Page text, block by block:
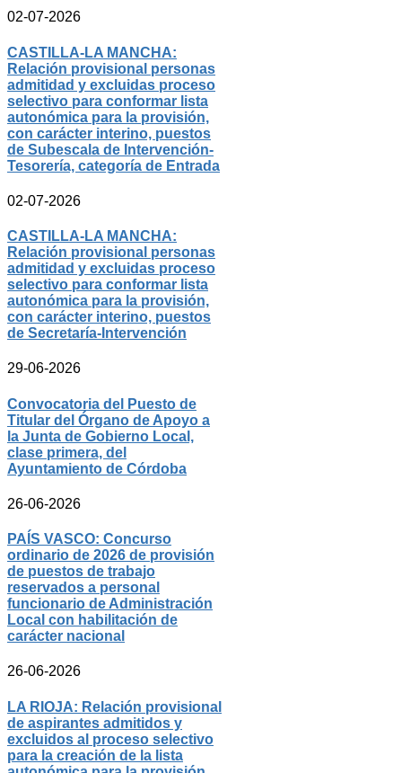
02-07-2026
CASTILLA-LA MANCHA:
Relación provisional personas
admitidad y excluidas proceso
selectivo para conformar lista
autonómica para la provisión,
con carácter interino, puestos
de Subescala de Intervención-
Tesorería, categoría de Entrada
02-07-2026
CASTILLA-LA MANCHA:
Relación provisional personas
admitidad y excluidas proceso
selectivo para conformar lista
autonómica para la provisión,
con carácter interino, puestos
de Secretaría-Intervención
29-06-2026
Convocatoria del Puesto de
Titular del Órgano de Apoyo a
la Junta de Gobierno Local,
clase primera, del
Ayuntamiento de Córdoba
26-06-2026
PAÍS VASCO: Concurso
ordinario de 2026 de provisión
de puestos de trabajo
reservados a personal
funcionario de Administración
Local con habilitación de
carácter nacional
26-06-2026
LA RIOJA: Relación provisional
de aspirantes admitidos y
excluidos al proceso selectivo
para la creación de la lista